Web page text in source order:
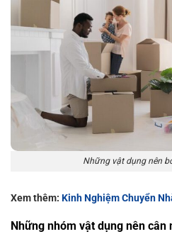
Những vật dụng nên
Xem thêm: Kinh Nghiệm Chuyển
Những nhóm vật dụng nên cân